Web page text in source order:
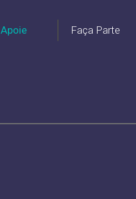
Apoie Faça Parte